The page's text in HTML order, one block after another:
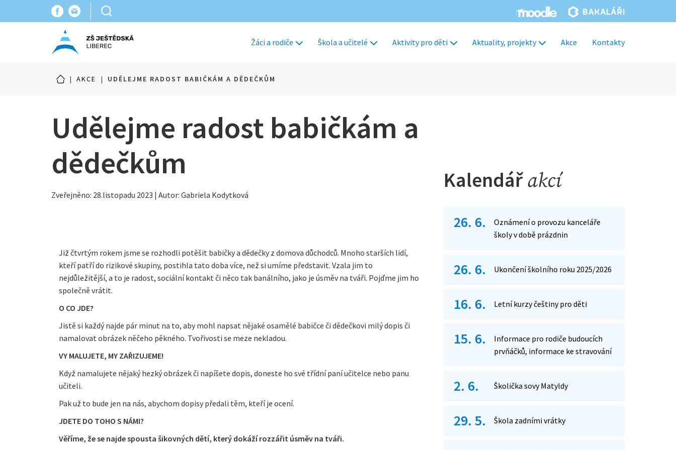
Žáci a rodiče Škola a učitelé Aktivity pro děti Aktuality, projekty Akce Kontakty
| AKCE | UDĚLEJME RADOST BABIČKÁM A DĚDEČKŮM
Udělejme radost babičkám a
dědečkům
Zveřejněno: 28.listopadu 2023 | Autor: Gabriela Kodytková
Již čtvrtým rokem jsme se rozhodli potěšit babičky a dědečky z domova důchodců. Mnoho starších lidí,
kteří patří do rizikové skupiny, postihla tato doba více, než si umíme představit. Vzala jim to
nejdůležitější, a to je radost, sociální kontakt či něco tak banálního, jako je úsměv na tváři. Pojďme jim ho
společně vrátit.
O CO JDE?
Jistě si každý najde pár minut na to, aby mohl napsat nějaké osamělé babičce či dědečkovi milý dopis či
namalovat obrázek něčeho pěkného. Tvořivosti se meze nekladou.
VY MALUJETE, MY ZAŘIZUJEME!
Když namalujete nějaký hezký obrázek či napíšete dopis, doneste ho své třídní paní učitelce nebo panu
učiteli.
Pak už to bude jen na nás, abychom dopisy předali těm, kteří je ocení.
JDETE DO TOHO S NÁMI?
Věříme, že se najde spousta šikovných dětí, který dokáží rozzářit úsměv na tváři.
Kalendářakcí
26. 6.
Oznámení o provozu kanceláře
školy v době prázdnin
26. 6. Ukončení školního roku 2025/2026
16. 6. Letní kurzy češtiny pro děti
15. 6.
Informace pro rodiče budoucích
prvňáčků, informace ke stravování
2. 6. Školička sovy Matyldy
29. 5. Škola zadními vrátky